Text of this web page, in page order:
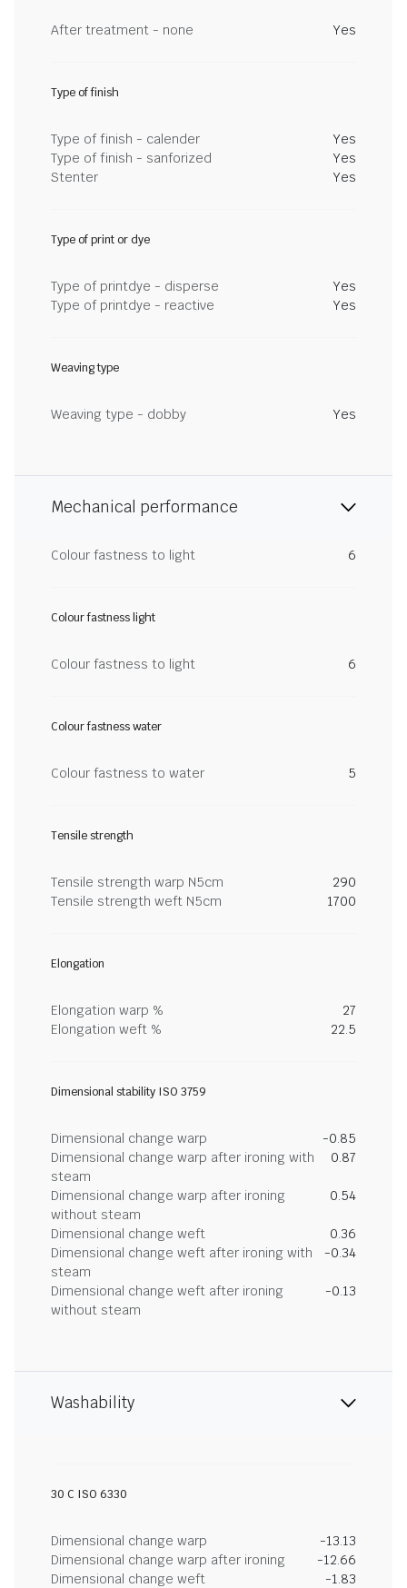
After treatment - none Yes
Type of finish
Type of finish - calender
Yes
Type of finish - sanforized
Yes
Stenter
Yes
Type of print or dye
Type of printdye - disperse
Yes
Type of printdye - reactive
Yes
Weaving type
Weaving type - dobby Yes
Mechanical performance
Colour fastness to light 6
Colour fastness light
Colour fastness to light 6
Colour fastness water
Colour fastness to water 5
Tensile strength
Tensile strength warp N5cm
290
Tensile strength weft N5cm
1700
Elongation
Elongation warp %
27
Elongation weft %
22.5
Dimensional stability ISO 3759
Dimensional change warp
-0.85
Dimensional change warp after ironing with
steam
0.87
Dimensional change warp after ironing
without steam
0.54
Dimensional change weft
0.36
Dimensional change weft after ironing with
steam
-0.34
Dimensional change weft after ironing
without steam
-0.13
Washability
30 C ISO 6330
Dimensional change warp
-13.13
Dimensional change warp after ironing
-12.66
Dimensional change weft
-1.83